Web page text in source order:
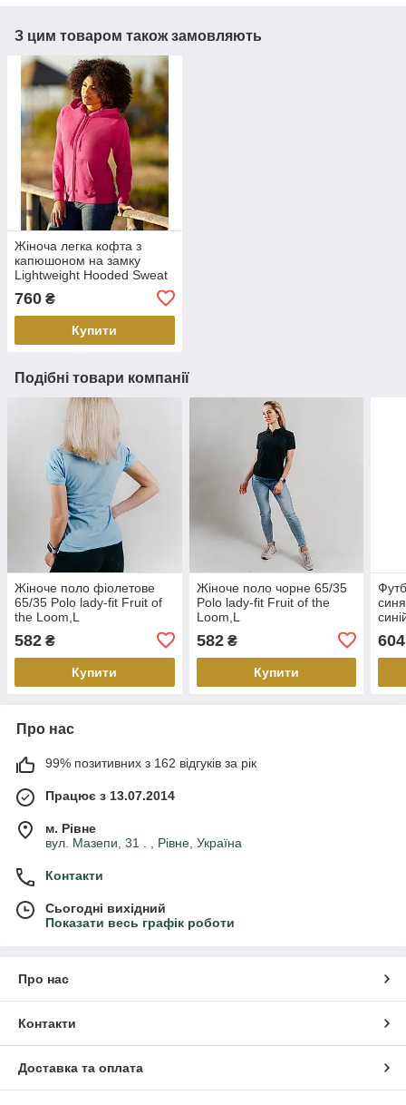
З цим товаром також замовляють
Жіноча легка кофта з
капюшоном на замку
Lightweight Hooded Sweat
Jacket Lady-Fit 62-150-0
760 ₴
Купити
Подібні товари компанії
Жіноче поло фіолетове
65/35 Polo lady-fit Fruit of
the Loom,L
582 ₴
Купити
Жіноче поло чорне 65/35
Polo lady-fit Fruit of the
Loom,L
582₴
Купити
604
Про нас
99% позитивних з 162 відгуків за рік
Працює з 13.07.2014
м. Рівне
вул. Мазепи, 31 . , Рівне, Україна
Контакти
Сьогодні вихідний
Показати весь графік роботи
Про нас
Контакти
Доставка та оплата